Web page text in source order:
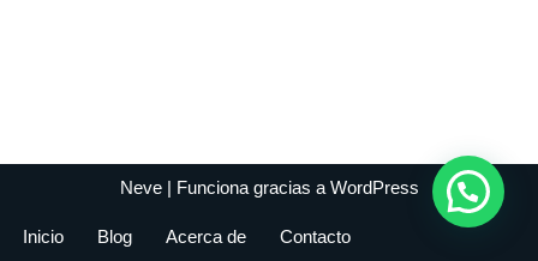
Neve| Funciona gracias a WordPress
Inicio Blog Acerca de Contacto